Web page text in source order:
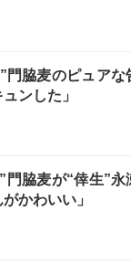
門脇麦のピュア
ンした」
門脇麦が“倖生”
かわいい」